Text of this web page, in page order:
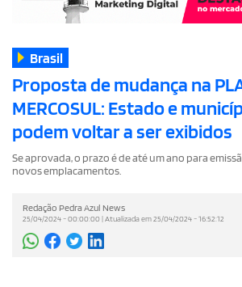
Brasil
Proposta de mudança na
MERCOSUL: Estado e
podem voltar a ser exibidos
Se aprovada, o prazo é de até um ano para
novos emplacamentos.
Redação Pedra Azul News
25/04/2024 - 00:00:00 | Atualizada em 25/04/2024 - 16:52:12